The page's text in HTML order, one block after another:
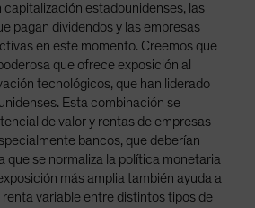
capitalización estadounidenses, las
pagan dividendos y las empresas
en este momento. Creemos que
que ofrece exposición al
tecnológicos, que han liderado
Esta combinación se
de valor y rentas de empresas
bancos, que deberían
que se normaliza la política monetaria
más amplia también ayuda a
renta variable entre distintos tipos de